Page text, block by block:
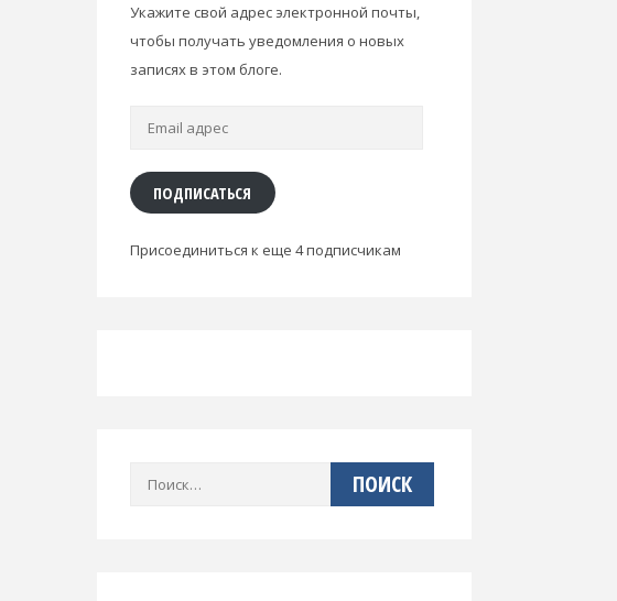
Укажите свой адрес электронной почты,
чтобы получать уведомления о новых
записях в этом блоге.
Email
ПОДПИСАТЬСЯ
Присоединиться к еще 4 подписчикам